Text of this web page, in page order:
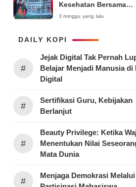
Kesehatan Bersama
Mahasiswa
Surabaya 2026
3 minggu yang lalu
DAILY KOPI
#
Jejak Digital Tak Pernah
Belajar Menjadi Manusia di
Digital
#
Sertifikasi Guru, Kebijakan
Berlanjut
#
Beauty Privilege: Ketika
Menentukan Nilai
Mata Dunia
#
Menjaga Demokrasi Melalui